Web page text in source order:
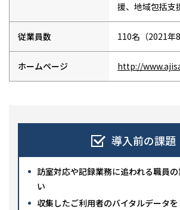
援、地域包括支
従業員数 110名（2021年8
ホームページ http://
導入前の課題
訪室対応や記録業務に追われる職員
い
収集したご利用者のバイタルデータを